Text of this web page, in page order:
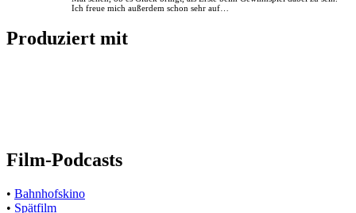
Ich freue mich außerdem schon sehr auf…
Produziert mit
Film-Podcasts
• Bahnhofskino
• Spätfilm